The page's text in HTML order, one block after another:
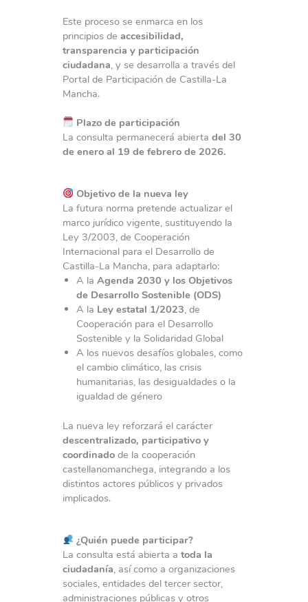
Este proceso se enmarca en los
principios de accesibilidad,
transparencia y participación
ciudadana, y se desarrolla a través del
Portal de Participación de Castilla-La
Mancha.
Plazo de participación
La consulta permanecerá abierta del 30
de enero al 19 de febrero de 2026.
Objetivo de la nueva ley
La futura norma pretende actualizar el
marco jurídico vigente, sustituyendo la
Ley 3/2003, de Cooperación
Internacional para el Desarrollo de
Castilla-La Mancha, para adaptarlo:
A la Agenda 2030 y los Objetivos
de Desarrollo Sostenible (ODS)
A la Ley estatal 1/2023, de
Cooperación para el Desarrollo
Sostenible y la Solidaridad Global
A los nuevos desafíos globales, como
el cambio climático, las crisis
humanitarias, las desigualdades o la
igualdad de género
La nueva ley reforzará el carácter
descentralizado, participativo y
coordinadode la cooperación
castellanomanchega, integrando a los
distintos actores públicos y privados
implicados.
¿Quién puede participar?
La consulta está abierta a toda la
ciudadanía, así como a organizaciones
sociales, entidades del tercer sector,
administraciones públicas y otros